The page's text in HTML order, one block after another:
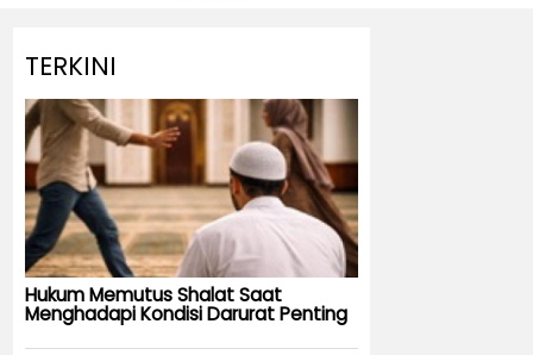
TERKINI
Hukum Memutus Shalat Saat
Menghadapi Kondisi Darurat Penting